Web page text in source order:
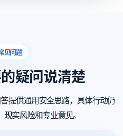
见问题
疑问说清楚
提供通用安全思路，具体行动仍
实风险和专业意见。